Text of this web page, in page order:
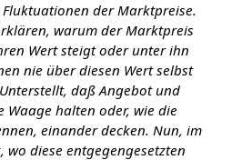
der Marktpreise.
warum der Marktpreis
Wert steigt oder unter ihn
nie über diesen Wert selbst
daß Angebot und
Waage halten oder, wie die
einander decken. Nun, im
wo diese entgegengesetzten